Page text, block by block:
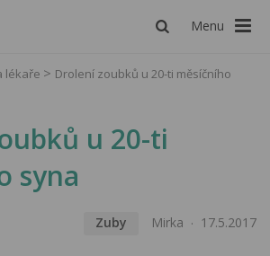
Menu
lékaře
Drolení zoubků u 20-ti měsíčního
u 20-ti
syna
Zuby Mirka 17.5.2017